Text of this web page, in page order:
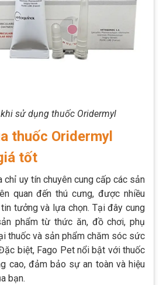
sử dụng thuốc Oridermyl
thuốc Oridermyl
tốt
chỉ uy tín chuyên cung cấp các sản
quan đến thú cưng, được nhiều
tưởng và lựa chọn. Tại đây cung
phẩm từ thức ăn, đồ chơi, phụ
thuốc và sản phẩm chăm sóc sức
biệt, Fago Pet nổi bật với thuốc
cao, đảm bảo sự an toàn và hiệu
bạn.